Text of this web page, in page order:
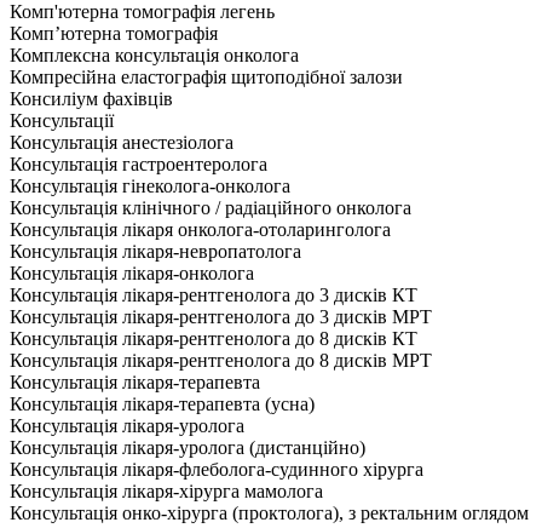
Комп'ютерна томографія легень
Комп’ютерна томографія
Комплексна консультація онколога
Компресійна еластографія щитоподібної залози
Консиліум фахівців
Консультації
Консультація анестезіолога
Консультація гастроентеролога
Консультація гінеколога-онколога
Консультація клінічного / радіаційного онколога
Консультація лікаря онколога-отоларинголога
Консультація лікаря-невропатолога
Консультація лікаря-онколога
Консультація лікаря-рентгенолога до 3 дисків КТ
Консультація лікаря-рентгенолога до 3 дисків МРТ
Консультація лікаря-рентгенолога до 8 дисків КТ
Консультація лікаря-рентгенолога до 8 дисків МРТ
Консультація лікаря-терапевта
Консультація лікаря-терапевта (усна)
Консультація лікаря-уролога
Консультація лікаря-уролога (дистанційно)
Консультація лікаря-флеболога-судинного хірурга
Консультація лікаря-хірурга мамолога
Консультація онко-хірурга (проктолога), з ректальним оглядом